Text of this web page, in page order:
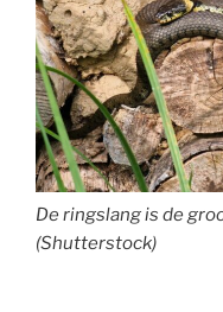
De ringslang is de
(Shutterstock)